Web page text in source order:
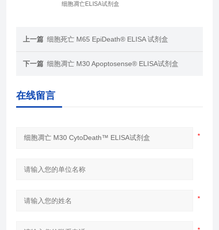
细胞凋亡ELISA试剂盒
上一篇 细胞死亡 M65 EpiDeath® ELISA 试剂盒
下一篇 细胞凋亡 M30 Apoptosense® ELISA试剂盒
在线留言